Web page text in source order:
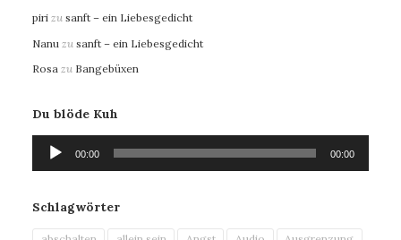
piri zu sanft – ein Liebesgedicht
Nanu zu sanft – ein Liebesgedicht
Rosa zu Bangebüxen
Du blöde Kuh
Audio-
Player
00:00 00:00
Schlagwörter